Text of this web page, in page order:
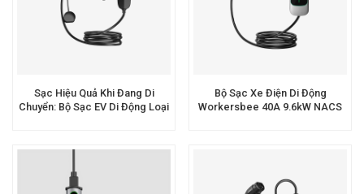
Sạc Hiệu Quả Khi Đang Di
Chuyển: Bộ Sạc EV Di Động Loại
Bộ Sạc Xe Điện Di Động
Workersbee 40A 9.6kW NACS